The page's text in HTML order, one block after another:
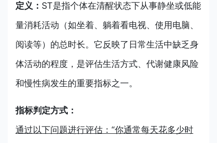
定义： ST是指个体在清醒状态下从事静坐或低能
量消耗活动（如坐着、躺着看电视、使用电脑、
阅读等）的总时长。它反映了日常生活中缺乏身
体活动的程度，是评估生活方式、代谢健康风险
和慢性病发生的重要指标之一。
指标判定方式：
通过以下问题进行评估：“你通常每天花多少时